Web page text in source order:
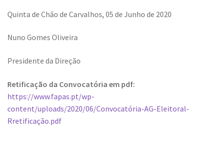
Quinta de Chão de Carvalhos, 05 de Junho de 2020
Nuno Gomes Oliveira
Presidente da Direção
Retificação da Convocatória em pdf:
https://www.fapas.pt/wp-
content/uploads/2020/06/Convocatória-AG-Eleitoral-
Rretificação.pdf